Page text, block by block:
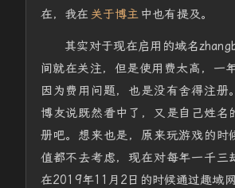
在，我在 关于博主 中也有提及。
其实对于现在启用的域名
间就在关注，但是使用费太高，一
因为费用问题，也是没有舍得注册
博友说既然看中了，又是自己姓名
册吧。想来也是，原来玩游戏的时
值都不去考虑，现在对每年一千三
在2019年11月2日的时候通过趣域网